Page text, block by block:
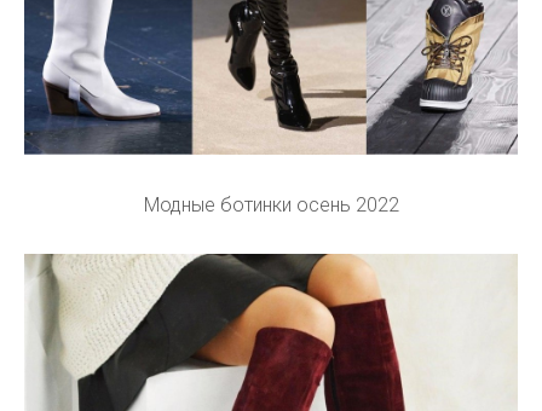
Модные ботинки осень 2022